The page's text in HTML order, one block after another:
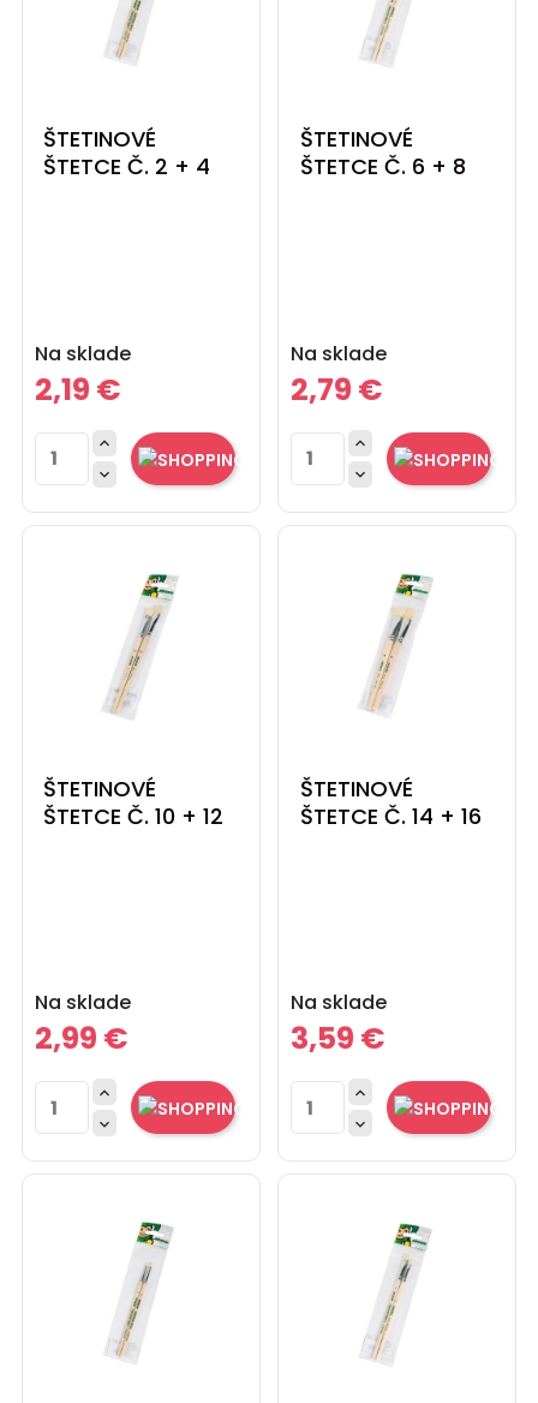
ŠTETINOVÉ
ŠTETCE Č. 2 + 4
Na sklade
Cena
2,19 €


ŠTETINOVÉ
ŠTETCE Č. 6 + 8
Na sklade
Cena
2,79 €


ŠTETINOVÉ
ŠTETCE Č. 10 + 12
Na sklade
Cena
2,99 €


ŠTETINOVÉ
ŠTETCE Č. 14 + 16
Na sklade
Cena
3,59 €

